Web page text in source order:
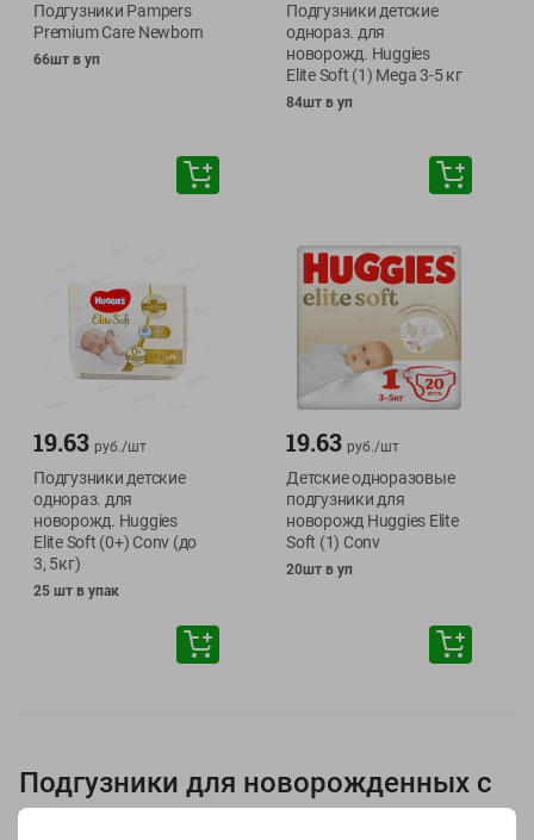
Подгузники Pampers
Premium Care Newborn
66шт в уп
Подгузники детские
однораз. для
новорожд. Huggies
Elite Soft (1) Mega 3-5 кг
84шт в уп
19.63 руб./шт
Подгузники детские
однораз. для
новорожд. Huggies
Elite Soft (0+) Conv (до
3, 5кг)
25 шт в упак
19.63 руб./шт
Детские одноразовые
подгузники для
новорожд Huggies Elite
Soft (1) Conv
20шт в уп
Подгузники для новорожденных с
доставкой